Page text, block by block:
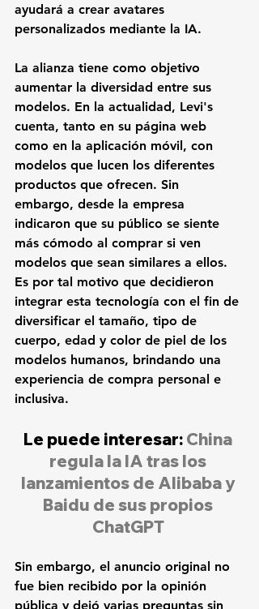
ayudará a crear avatares
personalizados mediante la IA.
La alianza tiene como objetivo
aumentar la diversidad entre sus
modelos. En la actualidad, Levi's
cuenta, tanto en su página web
como en la aplicación móvil, con
modelos que lucen los diferentes
productos que ofrecen. Sin
embargo, desde la empresa
indicaron que su público se siente
más cómodo al comprar si ven
modelos que sean similares a ellos.
Es por tal motivo que decidieron
integrar esta tecnología con el fin de
diversificar el tamaño, tipo de
cuerpo, edad y color de piel de los
modelos humanos, brindando una
experiencia de compra personal e
inclusiva.
Le puede interesar: China
regula la IA tras los
lanzamientos de Alibaba y
Baidu de sus propios
ChatGPT
Sin embargo, el anuncio original no
fue bien recibido por la opinión
pública y dejó varias preguntas sin